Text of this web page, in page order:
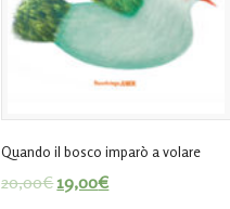
Quando il bosco imparò a volare
20,00€19,00€